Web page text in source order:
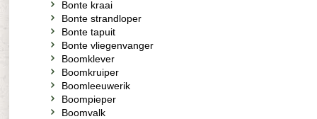
Bonte kraai
Bonte strandloper
Bonte tapuit
Bonte vliegenvanger
Boomklever
Boomkruiper
Boomleeuwerik
Boompieper
Boomvalk